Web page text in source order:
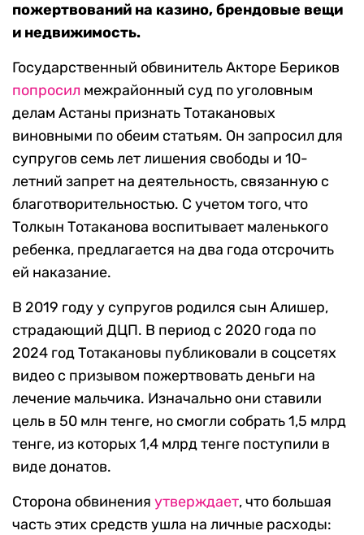
пожертвований на казино, брендовые вещи
и недвижимость.
Государственный обвинитель Акторе Бериков
попросил межрайонный суд по уголовным
делам Астаны признать Тотакановых
виновными по обеим статьям. Он запросил для
супругов семь лет лишения свободы и 10-
летний запрет на деятельность, связанную с
благотворительностью. С учетом того, что
Толкын Тотаканова воспитывает маленького
ребенка, предлагается на два года отсрочить
ей наказание.
В 2019 году у супругов родился сын Алишер,
страдающий ДЦП. В период с 2020 года по
2024 год Тотакановы публиковали в соцсетях
видео с призывом пожертвовать деньги на
лечение мальчика. Изначально они ставили
цель в 50 млн тенге, но смогли собрать 1,5 млрд
тенге, из которых 1,4 млрд тенге поступили в
виде донатов.
Сторона обвинения утверждает, что большая
часть этих средств ушла на личные расходы: